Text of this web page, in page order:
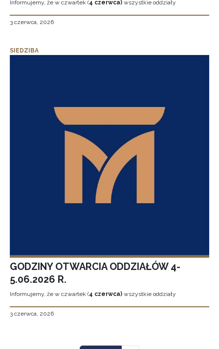
Informujemy, że w czwartek (4 czerwca) wszystkie oddziały
3 czerwca, 2026
SIEDZIBA
GODZINY OTWARCIA ODDZIAŁÓW 4-
5.06.2026 R.
Informujemy, że w czwartek (4 czerwca) wszystkie oddziały
3 czerwca, 2026